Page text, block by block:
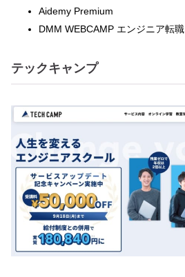
Aidemy Premium
DMM WEBCAMP エンジニア転職
テックキャンプ